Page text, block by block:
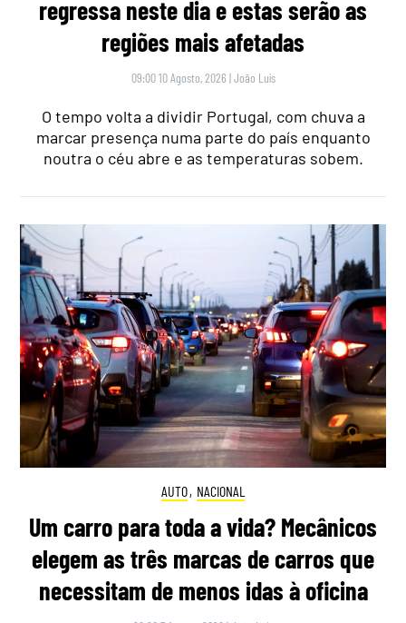
regressa neste dia e estas serão as
regiões mais afetadas
09:00 10 Agosto, 2026 |João Luís
O tempo volta a dividir Portugal, com chuva a
marcar presença numa parte do país enquanto
noutra o céu abre e as temperaturas sobem.
AUTO, NACIONAL
Um carro para toda a vida? Mecânicos
elegem as três marcas de carros que
necessitam de menos idas à oficina